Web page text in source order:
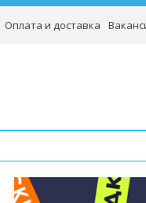
Оплата и доставка